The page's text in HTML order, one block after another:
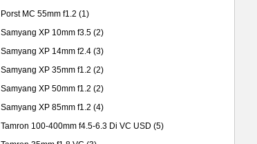
Porst MC 55mm f1.2 (1)
Samyang XP 10mm f3.5 (2)
Samyang XP 14mm f2.4 (3)
Samyang XP 35mm f1.2 (2)
Samyang XP 50mm f1.2 (2)
Samyang XP 85mm f1.2 (4)
Tamron 100-400mm f4.5-6.3 Di VC USD (5)